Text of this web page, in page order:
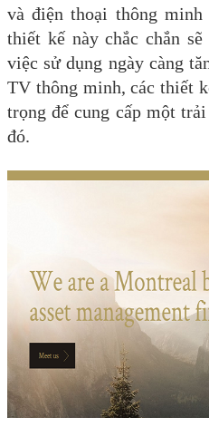
và điện thoại thông minh
thiết kế này chắc chắn
việc sử dụng ngày càng
TV thông minh, các thiết
trọng để cung cấp một
đó.